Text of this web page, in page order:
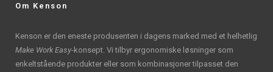
Om Kenson
Kenson er den eneste produsenten i dagens marked med et helhetlig
Make Work Easy-konsept. Vi tilbyr ergonomiske løsninger som
enkeltstående produkter eller som kombinasjoner tilpasset den